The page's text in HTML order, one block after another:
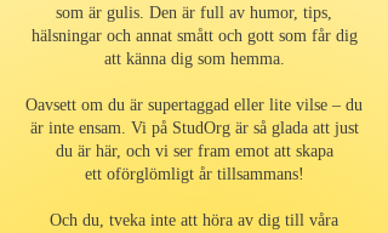
som är gulis. Den är full av humor, tips,
hälsningar och annat smått och gott som får dig
att känna dig som hemma.
Oavsett om du är supertaggad eller lite vilse – du
är inte ensam. Vi på StudOrg är så glada att just
du är här, och vi ser fram emot att skapa
ett oförglömligt år tillsammans!
Och du, tveka inte att höra av dig till våra